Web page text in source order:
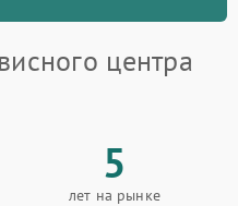
центра
5
лет на рынке